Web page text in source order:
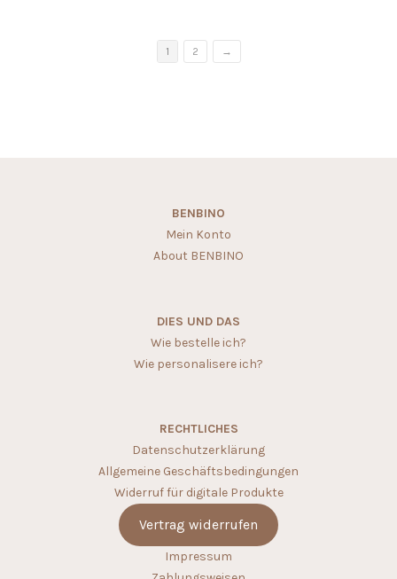
1 2 →
BENBINO
Mein Konto
About BENBINO
DIES UND DAS
Wie bestelle ich?
Wie personalisere ich?
RECHTLICHES
Datenschutzerklärung
Allgemeine Geschäftsbedingungen
Widerruf für digitale Produkte
Vertrag widerrufen
Impressum